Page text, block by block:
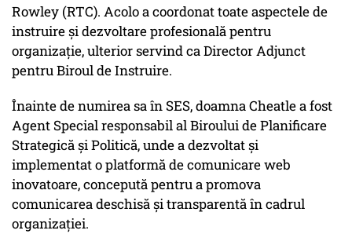
Rowley (RTC). Acolo a coordonat toate aspectele de
instruire și dezvoltare profesională pentru
organizație, ulterior servind ca Director Adjunct
pentru Biroul de Instruire.
Înainte de numirea sa în SES, doamna Cheatle a fost
Agent Special responsabil al Biroului de Planificare
Strategică și Politică, unde a dezvoltat și
implementat o platformă de comunicare web
inovatoare, concepută pentru a promova
comunicarea deschisă și transparentă în cadrul
organizației.